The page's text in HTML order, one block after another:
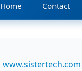
Home Contact
www.sistertech.com